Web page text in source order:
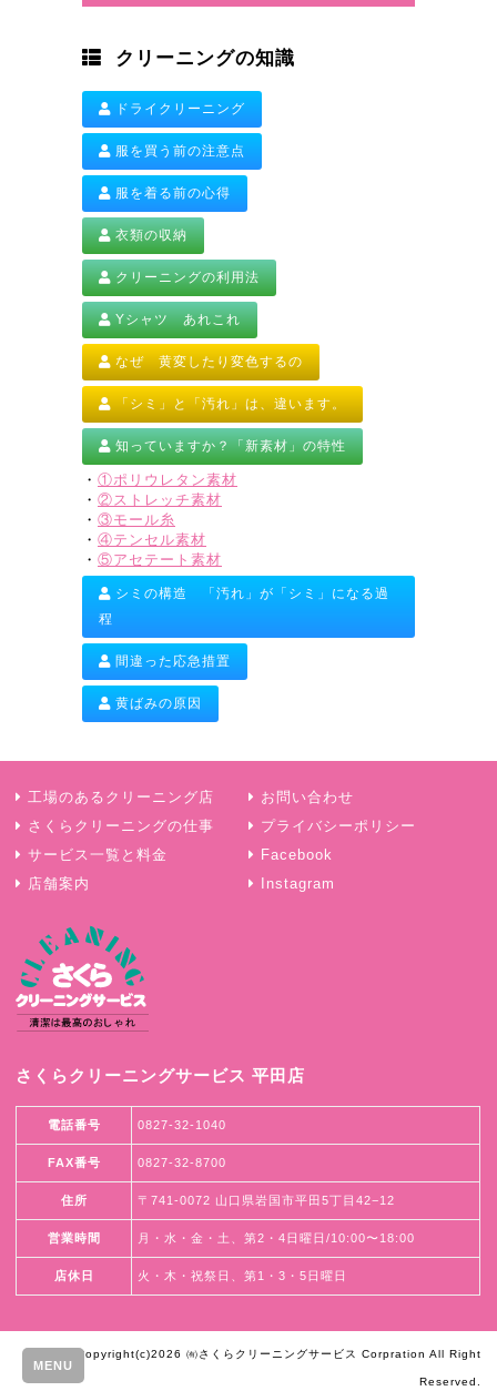
クリーニングの知識
ドライクリーニング
服を買う前の注意点
服を着る前の心得
衣類の収納
クリーニングの利用法
Yシャツ あれこれ
なぜ 黄変したり変色するの
「シミ」と「汚れ」は、違います。
知っていますか？「新素材」の特性
・ ①ポリウレタン素材
・ ②ストレッチ素材
・ ③モール糸
・ ④テンセル素材
・ ⑤アセテート素材
シミの構造 「汚れ」が「シミ」になる過
程
間違った応急措置
黄ばみの原因
工場のあるクリーニング店
さくらクリーニングの仕事
サービス一覧と料金
店舗案内
お問い合わせ
プライバシーポリシー
Facebook
Instagram
さくらクリーニングサービス 平田店
電話番号 0827-32-1040
FAX番号 0827-32-8700
住所 〒741-0072 山口県岩国市平田5丁目42−12
営業時間 月・水・金・土、第2・4日曜日/10:00〜18:00
店休日 火・木・祝祭日、第1・3・5日曜日
Copyright(c)2026 ㈲さくらクリーニングサービス Corpration All Right
Reserved.
MENU